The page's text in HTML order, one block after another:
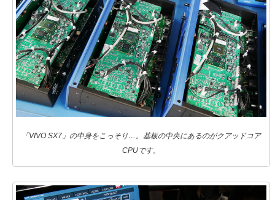
「VIVO SX7」の中身をこっそり…。基板の中央にあるのがクアッドコア
CPUです。